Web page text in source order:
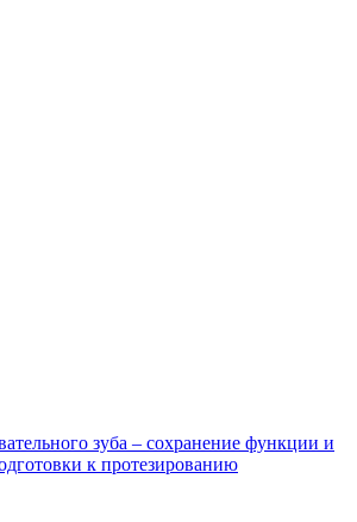
зуба – сохранение функции и
к протезированию